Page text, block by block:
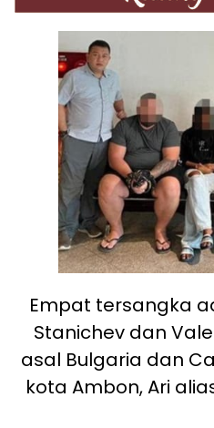
Empat tersangka
Stanichev dan
asal Bulgaria dan
kota Ambon, Ari